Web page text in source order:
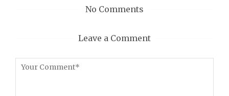
No Comments
Leave a Comment